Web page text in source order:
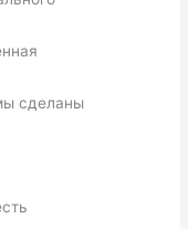
сделаны